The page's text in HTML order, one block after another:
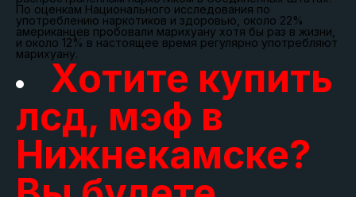
По оценкам Национального исследования по
употреблению наркотиков и здоровью, около 22%
американцев пробовали марихуану хотя бы раз в жизни,
и около 12% в настоящее время регулярно употребляют
марихуану.
Хотите купить
лсд, мэф в
Нижнекамске?